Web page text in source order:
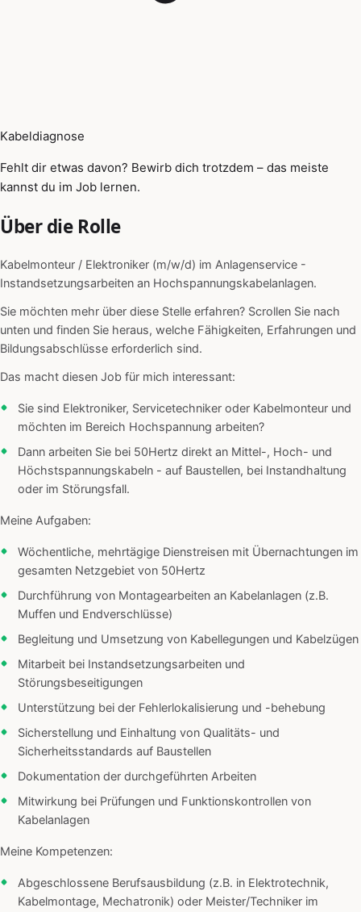
Kabeldiagnose
Fehlt dir etwas davon? Bewirb dich trotzdem – das meiste
kannst du im Job lernen.
Über die Rolle
Kabelmonteur / Elektroniker (m/w/d) im Anlagenservice -
Instandsetzungsarbeiten an Hochspannungskabelanlagen.
Sie möchten mehr über diese Stelle erfahren? Scrollen Sie nach
unten und finden Sie heraus, welche Fähigkeiten, Erfahrungen und
Bildungsabschlüsse erforderlich sind.
Das macht diesen Job für mich interessant:
Sie sind Elektroniker, Servicetechniker oder Kabelmonteur und
möchten im Bereich Hochspannung arbeiten?
Dann arbeiten Sie bei 50Hertz direkt an Mittel-, Hoch- und
Höchstspannungskabeln - auf Baustellen, bei Instandhaltung
oder im Störungsfall.
Meine Aufgaben:
Wöchentliche, mehrtägige Dienstreisen mit Übernachtungen im
gesamten Netzgebiet von 50Hertz
Durchführung von Montagearbeiten an Kabelanlagen (z.B.
Muffen und Endverschlüsse)
Begleitung und Umsetzung von Kabellegungen und Kabelzügen
Mitarbeit bei Instandsetzungsarbeiten und
Störungsbeseitigungen
Unterstützung bei der Fehlerlokalisierung und -behebung
Sicherstellung und Einhaltung von Qualitäts- und
Sicherheitsstandards auf Baustellen
Dokumentation der durchgeführten Arbeiten
Mitwirkung bei Prüfungen und Funktionskontrollen von
Kabelanlagen
Meine Kompetenzen:
Abgeschlossene Berufsausbildung (z.B. in Elektrotechnik,
Kabelmontage, Mechatronik) oder Meister/Techniker im